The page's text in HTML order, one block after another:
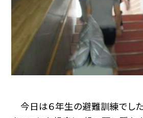
今日は６年生の避難訓練でし